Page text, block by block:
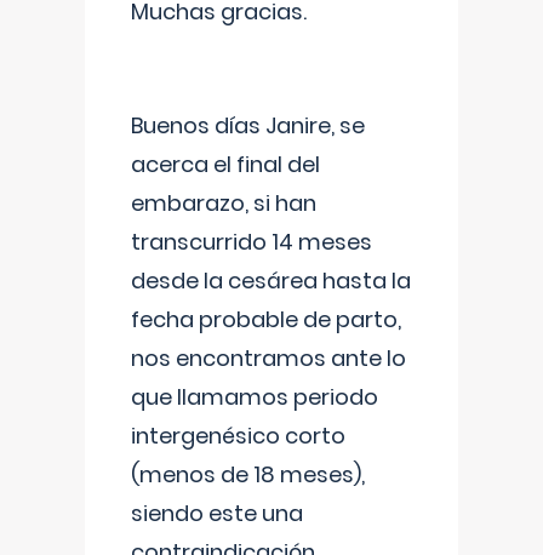
Muchas gracias.
Buenos días Janire, se
acerca el final del
embarazo, si han
transcurrido 14 meses
desde la cesárea hasta la
fecha probable de parto,
nos encontramos ante lo
que llamamos periodo
intergenésico corto
(menos de 18 meses),
siendo este una